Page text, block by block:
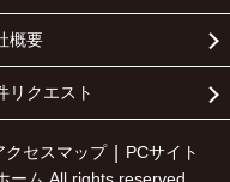
概要
リクエスト
クセスマップ
PCサイト